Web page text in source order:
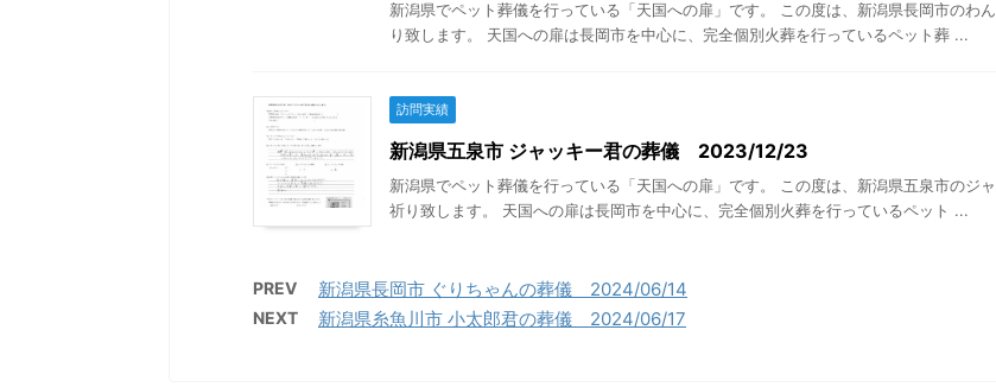
新潟県でペット葬儀を行っている「天国への扉」です。 この度は、新潟県長岡市のわ
り致します。 天国への扉は長岡市を中心に、完全個別火葬を行っているペット葬 ...
訪問実績
新潟県五泉市 ジャッキー君の葬儀 2023/12/23
新潟県でペット葬儀を行っている「天国への扉」です。 この度は、新潟県五泉市のジ
祈り致します。 天国への扉は長岡市を中心に、完全個別火葬を行っているペット ...
PREV 新潟県長岡市 ぐりちゃんの葬儀 2024/06/14
NEXT 新潟県糸魚川市 小太郎君の葬儀 2024/06/17